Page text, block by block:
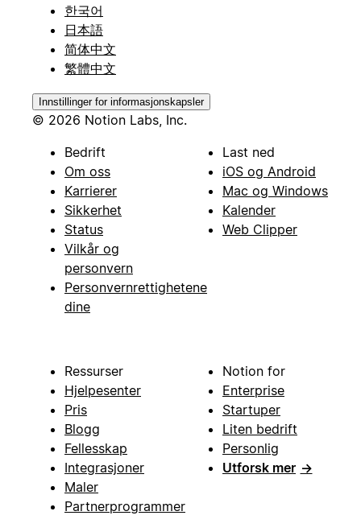
한국어
日本語
简体中文
繁體中文
Innstillinger for informasjonskapsler
© 2026 Notion Labs, Inc.
Bedrift
Om oss
Karrierer
Sikkerhet
Status
Vilkår og
personvern
Personvernrettighetene
dine
Last ned
iOS og Android
Mac og Windows
Kalender
Web Clipper
Ressurser
Hjelpesenter
Pris
Blogg
Fellesskap
Integrasjoner
Maler
Partnerprogrammer
Notion for
Enterprise
Startuper
Liten bedrift
Personlig
Utforsk mer →